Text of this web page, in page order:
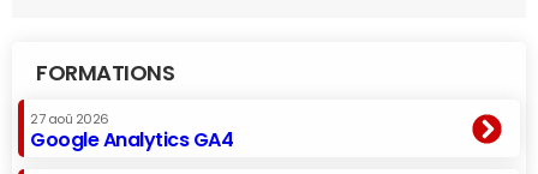
FORMATIONS
27 aoû 2026
Google Analytics GA4